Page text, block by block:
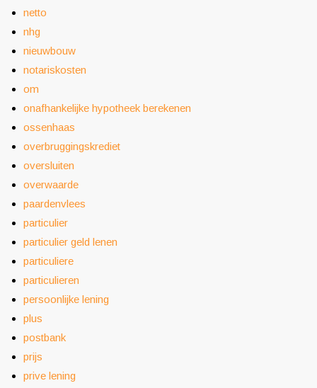
netto
nhg
nieuwbouw
notariskosten
om
onafhankelijke hypotheek berekenen
ossenhaas
overbruggingskrediet
oversluiten
overwaarde
paardenvlees
particulier
particulier geld lenen
particuliere
particulieren
persoonlijke lening
plus
postbank
prijs
prive lening